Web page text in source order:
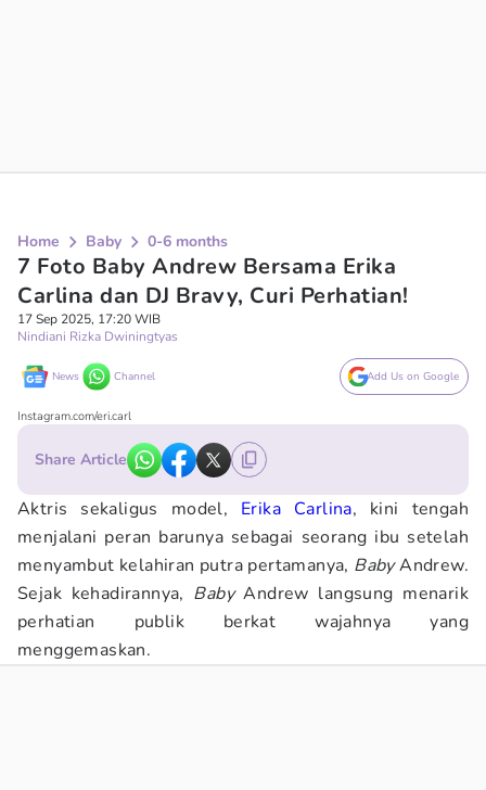
Home Baby 0-6 months
7 Foto Baby Andrew Bersama Erika
Carlina dan DJ Bravy, Curi Perhatian!
17 Sep 2025, 17:20 WIB
Nindiani Rizka Dwiningtyas
News Channel Add Us on Google
Instagram.com/eri.carl
Share Article
Aktris sekaligus model, Erika Carlina, kini tengah
menjalani peran barunya sebagai seorang ibu setelah
menyambut kelahiran putra pertamanya, BabyAndrew.
Sejak kehadirannya, BabyAndrew langsung menarik
perhatian publik berkat wajahnya yang
menggemaskan.